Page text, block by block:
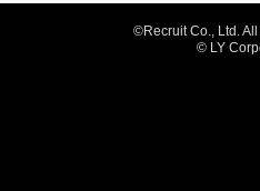
©Recruit Co., Ltd.
© LY